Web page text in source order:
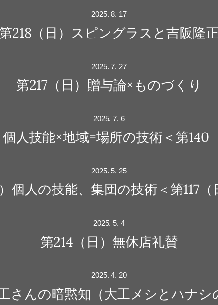
2025. 8. 17
218（日）スピングラスと吉阪隆正
2025. 7. 27
第217（日）贈与論×ものづくり
2025. 7. 6
人技能×地域=場所の技術＜第140
2025. 5. 25
個人の技能、集団の技術＜第117（
2025. 5. 4
第214（日）無休店礼賛
2025. 4. 20
さんの暗黙知（大工メシとハナシ